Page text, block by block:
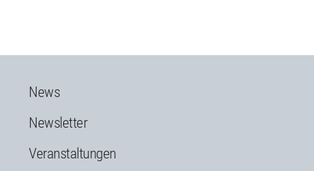
News
Newsletter
Veranstaltungen